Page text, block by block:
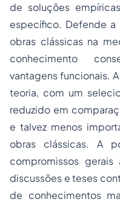
de soluções
específico. Defende
obras clássicas na
conhecimento
vantagens funcionais.
teoria, com um
reduzido em
e talvez menos
obras clássicas. A
compromissos
discussões e teses
de conhecimentos